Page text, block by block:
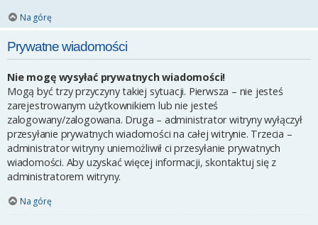
Na górę
Prywatne wiadomości
Nie mogę wysyłać prywatnych wiadomości!
Mogą być trzy przyczyny takiej sytuacji. Pierwsza – nie jesteś
zarejestrowanym użytkownikiem lub nie jesteś
zalogowany/zalogowana. Druga – administrator witryny wyłączył
przesyłanie prywatnych wiadomości na całej witrynie. Trzecia –
administrator witryny uniemożliwił ci przesyłanie prywatnych
wiadomości. Aby uzyskać więcej informacji, skontaktuj się z
administratorem witryny.
Na górę